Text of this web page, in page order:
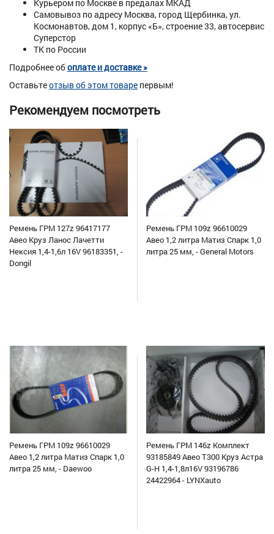
Курьером по Москве в предалах МКАД
Самовывоз по адресу Москва, город Щербинка, ул.
Космонавтов, дом 1, корпус «Б», строение 33, автосервис
Суперстор
ТК по России
Подробнее обоплате и доставке »
Оставьтеотзыв об этом товаре первым!
Рекомендуем посмотреть
Ремень ГРМ 127z 96417177
Авео Круз Ланос Лачетти
Нексия 1,4-1,6л 16V 96183351, -
Dongil
Ремень ГРМ 109z 96610029
Авео 1,2 литра Матиз Спарк 1,0
литра 25 мм, - General Motors
Ремень ГРМ 109z 96610029
Авео 1,2 литра Матиз Спарк 1,0
литра 25 мм, - Daewoo
Ремень ГРМ 146z Комплект
93185849 Авео Т300 Круз Астра
G-H 1,4-1,8л16V 93196786
24422964 - LYNXauto